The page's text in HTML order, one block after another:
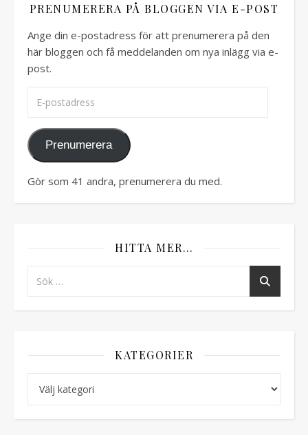
PRENUMERERA PÅ BLOGGEN VIA E-POST
Ange din e-postadress för att prenumerera på den
här bloggen och få meddelanden om nya inlägg via e-
post.
Prenumerera
Gör som 41 andra, prenumerera du med.
HITTA MER…
KATEGORIER